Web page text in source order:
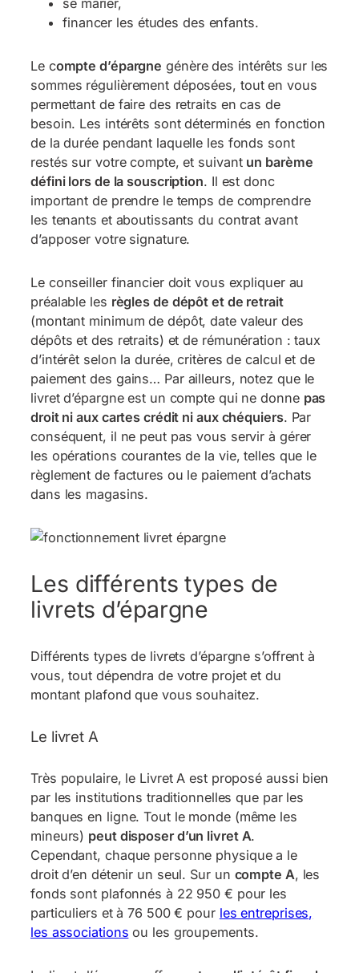
financer les études des enfants.
Le compte d’épargne génère des intérêts sur les
sommes régulièrement déposées, tout en vous
permettant de faire des retraits en cas de
besoin. Les intérêts sont déterminés en fonction
de la durée pendant laquelle les fonds sont
restés sur votre compte, et suivant un barème
défini lors de la souscription. Il est donc
important de prendre le temps de comprendre
les tenants et aboutissants du contrat avant
d’apposer votre signature.
Le conseiller financier doit vous expliquer au
préalable les règles de dépôt et de retrait
(montant minimum de dépôt, date valeur des
dépôts et des retraits) et de rémunération : taux
d’intérêt selon la durée, critères de calcul et de
paiement des gains… Par ailleurs, notez que le
livret d’épargne est un compte qui ne donne pas
droit ni aux cartes crédit ni aux chéquiers. Par
conséquent, il ne peut pas vous servir à gérer
les opérations courantes de la vie, telles que le
règlement de factures ou le paiement d’achats
dans les magasins.
Les différents types de
livrets d’épargne
Différents types de livrets d’épargne s’offrent à
vous, tout dépendra de votre projet et du
montant plafond que vous souhaitez.
Le livret A
Très populaire, le Livret A est proposé aussi bien
par les institutions traditionnelles que par les
banques en ligne. Tout le monde (même les
mineurs) peut disposer d’un livret A.
Cependant, chaque personne physique a le
droit d’en détenir un seul. Sur un compte A, les
fonds sont plafonnés à 22 950 € pour les
particuliers et à 76 500 € pour les entreprises,
les associations ou les groupements.